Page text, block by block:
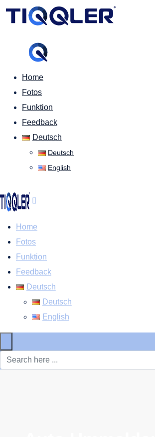
Home
Fotos
Funktion
Feedback
Deutsch
Deutsch
English
Home
Fotos
Funktion
Feedback
Deutsch
Deutsch
English